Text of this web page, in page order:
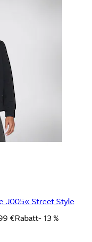
J005« Street Style
€Rabatt- 13 %